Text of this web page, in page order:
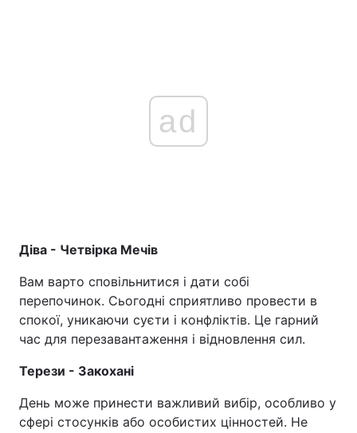
ad
Діва - Четвірка Мечів
Вам варто сповільнитися і дати собі
перепочинок. Сьогодні сприятливо провести в
спокої, уникаючи суєти і конфліктів. Це гарний
час для перезавантаження і відновлення сил.
Терези - Закохані
День може принести важливий вибір, особливо у
сфері стосунків або особистих цінностей. Не